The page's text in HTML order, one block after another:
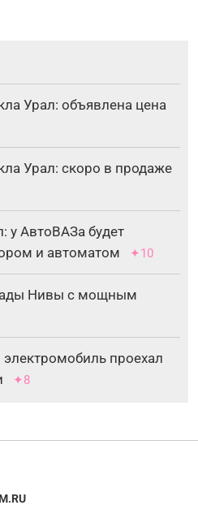
Урал: объявлена цена
Урал: скоро в продаже
у АвтоВАЗа будет
и автоматом
✦10
Нивы с мощным
проехал
✦8